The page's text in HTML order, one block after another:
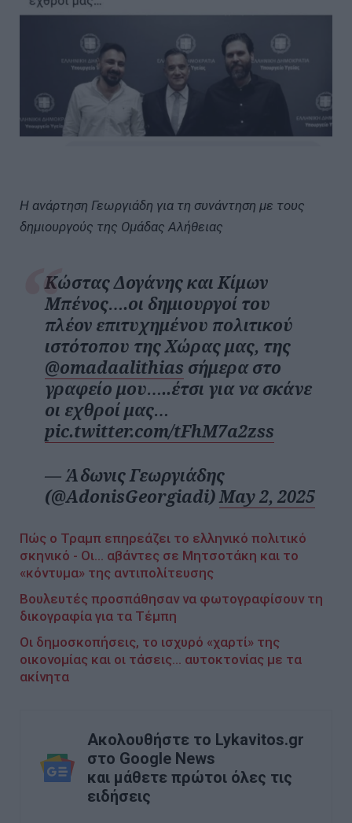
Η ανάρτηση Γεωργιάδη για τη συνάντηση με τους
δημιουργούς της Ομάδας Αλήθειας
Κώστας Δογάνης και Κίμων
Μπένος….οι δημιουργοί του
πλέον επιτυχημένου πολιτικού
ιστότοπου της Χώρας μας, της
@omadaalithias σήμερα στο
γραφείο μου…..έτσι για να σκάνε
οι εχθροί μας…
pic.twitter.com/tFhM7a2zss
— Άδωνις Γεωργιάδης
(@AdonisGeorgiadi)May 2, 2025
Πώς ο Τραμπ επηρεάζει το ελληνικό πολιτικό
σκηνικό - Οι... αβάντες σε Μητσοτάκη και το
«κόντυμα» της αντιπολίτευσης
Βουλευτές προσπάθησαν να φωτογραφίσουν τη
δικογραφία για τα Τέμπη
Οι δημοσκοπήσεις, το ισχυρό «χαρτί» της
οικονομίας και οι τάσεις... αυτοκτονίας με τα
ακίνητα
Ακολουθήστε το Lykavitos.gr
στο Google News
και μάθετε πρώτοι όλες τις
ειδήσεις